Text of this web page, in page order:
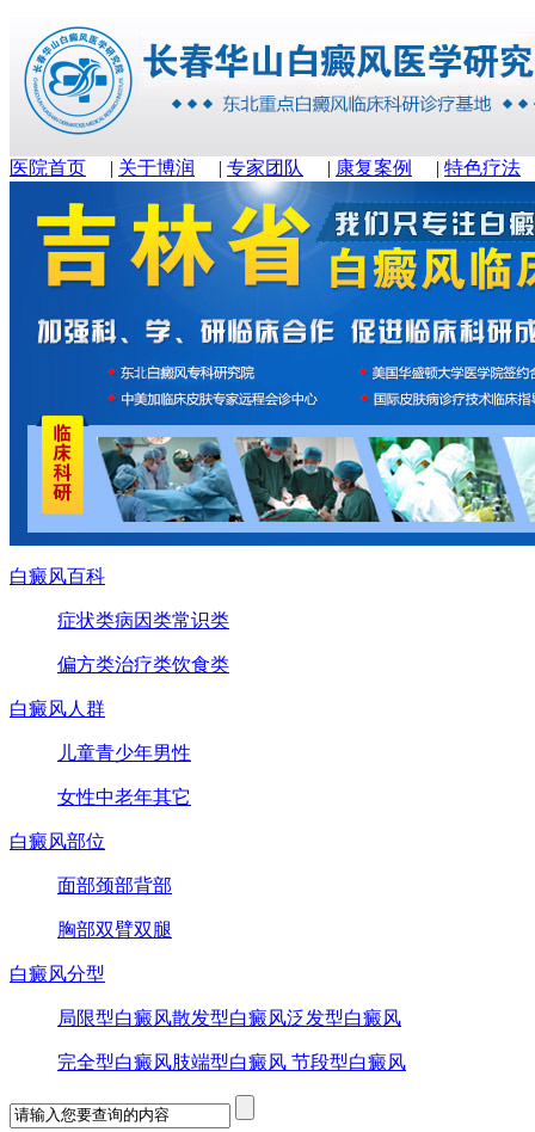
医院首页 | 关于博润 | 专家团队 | 康复案例 | 特色疗法
白癜风百科
症状类病因类常识类
偏方类治疗类饮食类
白癜风人群
儿童青少年男性
女性中老年其它
白癜风部位
面部颈部背部
胸部双臂双腿
白癜风分型
局限型白癜风散发型白癜风泛发型白癜风
完全型白癜风肢端型白癜风 节段型白癜风